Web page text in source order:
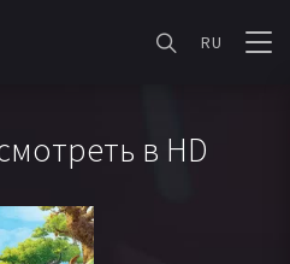
RU
в HD